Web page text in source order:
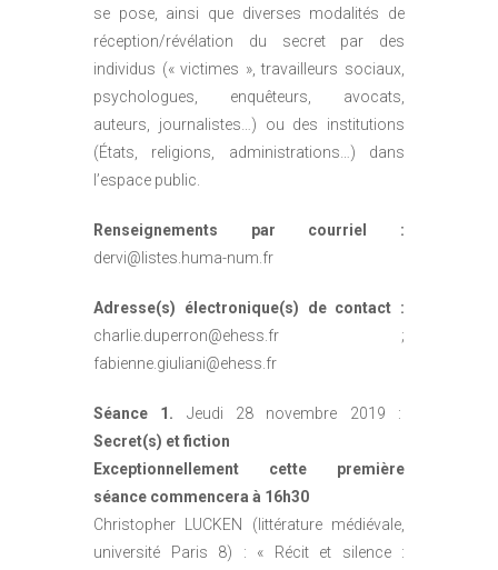
se pose, ainsi que diverses modalités de
réception/révélation du secret par des
individus (« victimes », travailleurs sociaux,
psychologues, enquêteurs, avocats,
auteurs, journalistes…) ou des institutions
(États, religions, administrations…) dans
l’espace public.
Renseignements par courriel :
dervi@listes.huma-num.fr
Adresse(s) électronique(s) de contact :
charlie.duperron@ehess.fr ;
fabienne.giuliani@ehess.fr
Séance 1. Jeudi 28 novembre 2019 :
Secret(s) et fiction
Exceptionnellement cette première
séance commencera à 16h30
Christopher LUCKEN (littérature médiévale,
université Paris 8) : « Récit et silence :